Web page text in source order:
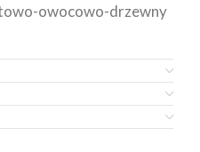
owocowo-drzewny